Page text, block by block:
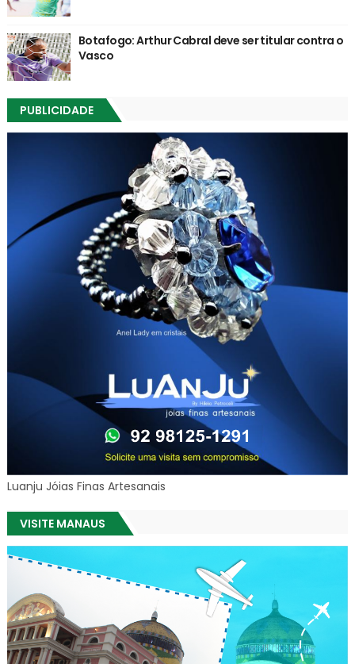
Botafogo: Arthur Cabral deve ser titular contra o
Vasco
PUBLICIDADE
Luanju Jóias Finas Artesanais
VISITE MANAUS